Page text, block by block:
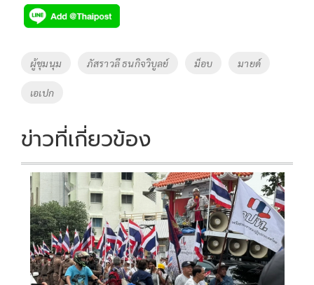
e
b
o
o
k
tt
er
p
y
Li
Tags
ผู้ชุมนุม ภัสราวลี ธนกิจวิบูลย์ ม็อบ มายด์
เอเปก
ข่าวที่เกี่ยวข้อง